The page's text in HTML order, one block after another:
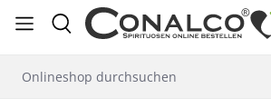
springen